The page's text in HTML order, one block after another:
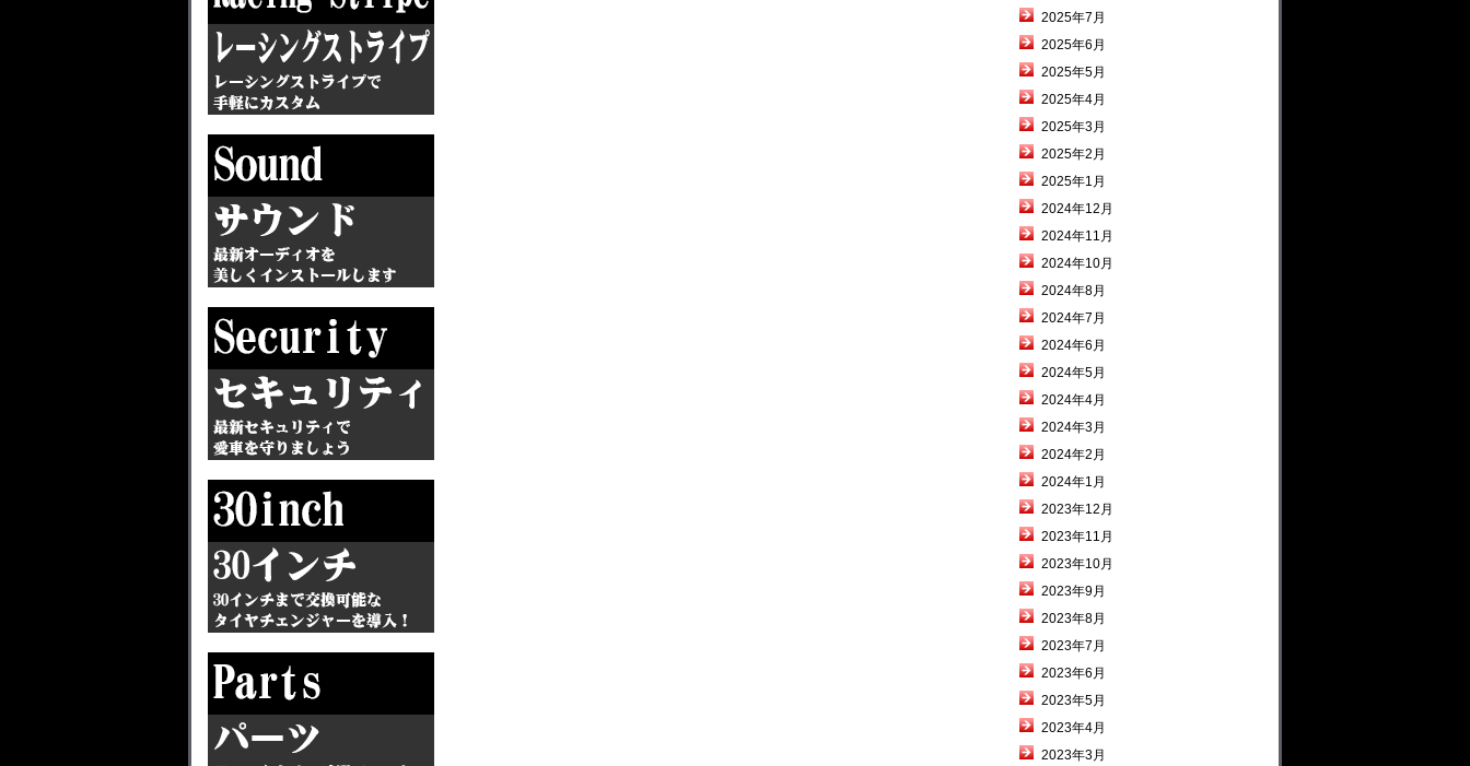
2025年7月
2025年6月
2025年5月
2025年4月
2025年3月
2025年2月
2025年1月
2024年12月
2024年11月
2024年10月
2024年8月
2024年7月
2024年6月
2024年5月
2024年4月
2024年3月
2024年2月
2024年1月
2023年12月
2023年11月
2023年10月
2023年9月
2023年8月
2023年7月
2023年6月
2023年5月
2023年4月
2023年3月